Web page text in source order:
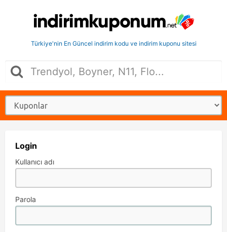
Türkiye'nin En Güncel indirim kodu ve indirim kuponu sitesi
Login
Kullanıcı adı
Parola